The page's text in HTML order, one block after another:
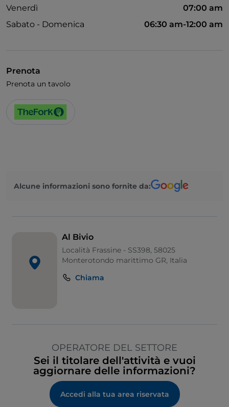
Apple Pay
Bagno per disabili
Diners Club
Karaoke
Si parla francese
Si parla tedesco
Area fumatori
Sodexo
Venerdì
07:00 am
Sabato - Domenica
06:30 am-12:00 am
Prenota
Prenota un tavolo
Alcune informazioni sono fornite da:
Al Bivio
Località Frassine - SS398, 58025
Monterotondo marittimo GR, Italia
Chiama
OPERATORE DEL SETTORE
Sei il titolare dell'attività e vuoi
aggiornare delle informazioni?
Accedi alla tua area riservata